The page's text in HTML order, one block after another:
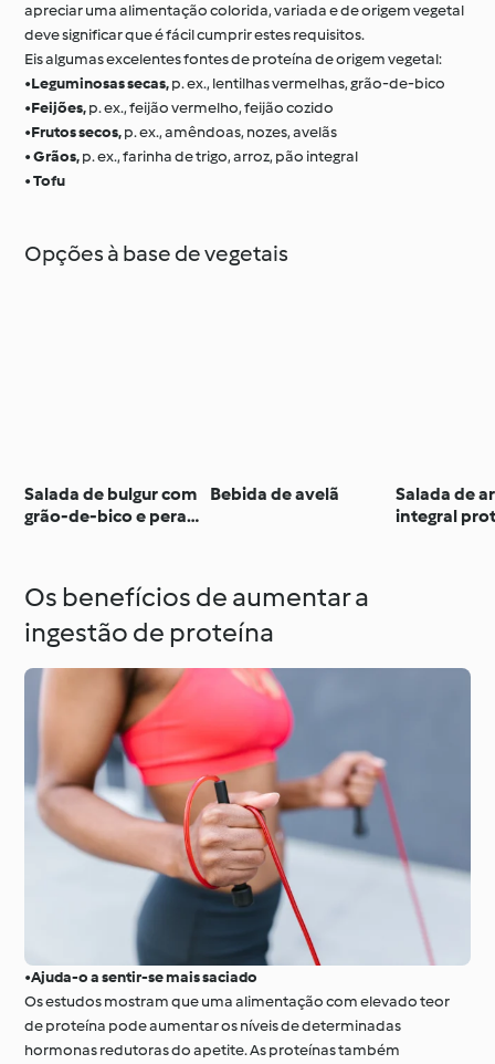
apreciar uma alimentação colorida, variada e de origem vegetal
deve significar que é fácil cumprir estes requisitos.
Eis algumas excelentes fontes de proteína de origem vegetal:
•Leguminosas secas,p. ex., lentilhas vermelhas, grão‑de‑bico
•Feijões,p. ex., feijão vermelho, feijão cozido
•Frutos secos,p. ex., amêndoas, nozes, avelãs
•Grãos,p. ex., farinha de trigo, arroz, pão integral
•Tofu
Opções à base de vegetais
Salada de bulgur com
grão-de-bico e pera
Bebida de avelã
Salada de
integral
Os benefícios de aumentar a
ingestão de proteína
•Ajuda‑o a sentir‑se mais saciado
Os estudos mostram que uma alimentação com elevado teor
de proteína pode aumentar os níveis de determinadas
hormonas redutoras do apetite. As proteínas também